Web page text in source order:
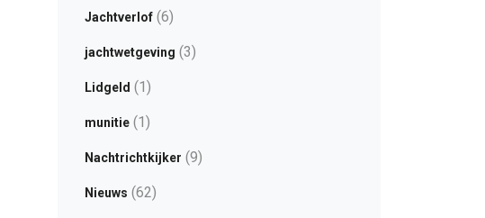
Jachtverlof(6)
jachtwetgeving (3)
Lidgeld (1)
munitie(1)
Nachtrichtkijker (9)
Nieuws (62)